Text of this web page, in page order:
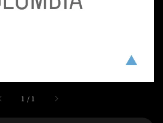
1 / 1